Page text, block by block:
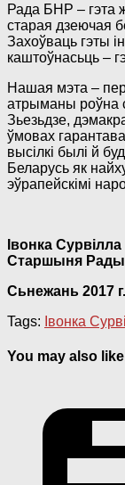
Рада БНР – гэта
старая дзеючая
Захоўваць гэты
каштоўнасьць –
Нашая мэта –
атрыманы роўна
Зьезьдзе,
ўмовах
высілкі былі й
Беларусь як
эўрапейскімі
Івонка Сурвілла
Старшыня
Сьнежань 2017 г.
Tags: Івонка
You may also